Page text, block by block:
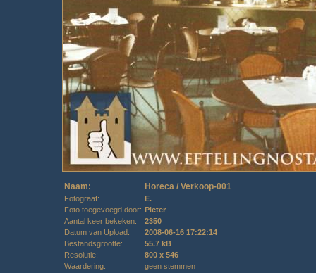
Naam: Horeca / Verkoop-001
Fotograaf:
E.
Foto toegevoegd door: Pieter
Aantal keer bekeken:
2350
Datum van Upload:
2008-06-16 17:22:14
Bestandsgrootte:
55.7 kB
Resolutie:
800 x 546
Waardering:
geen stemmen